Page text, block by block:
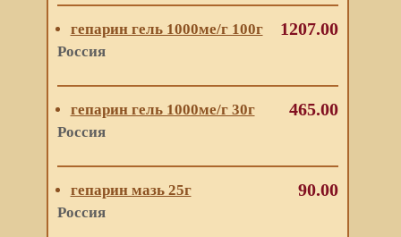
гепарин гель 1000ме/г 100г
Россия
1207.00
гепарин гель 1000ме/г 30г
Россия
465.00
гепарин мазь 25г
Россия
90.00